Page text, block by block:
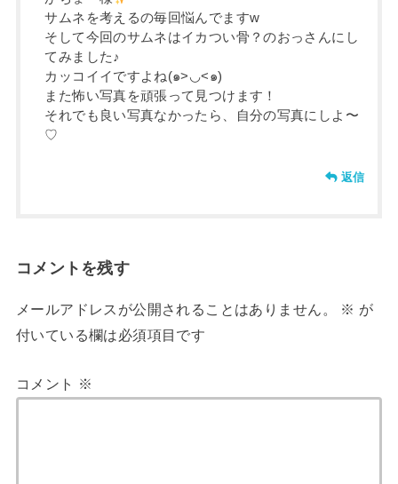
サムネを考えるの毎回悩んでますw
そして今回のサムネはイカつい骨？のおっさんにし
てみました♪
カッコイイですよね(๑>◡<๑)
また怖い写真を頑張って見つけます！
それでも良い写真なかったら、自分の写真にしよ〜
♡
返信
コメントを残す
メールアドレスが公開されることはありません。 ※ が
付いている欄は必須項目です
コメント ※